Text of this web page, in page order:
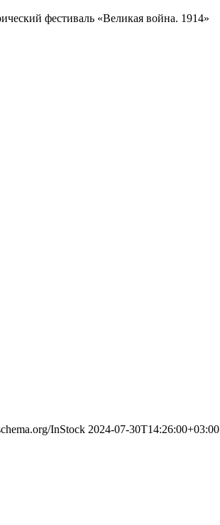
фестиваль «Великая война. 1914»
InStock 2024-07-30T14:26:00+03:00